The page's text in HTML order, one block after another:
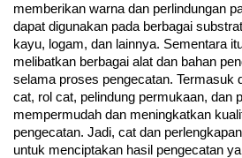
memberikan warna dan perlindungan
dapat digunakan pada berbagai
kayu, logam, dan lainnya. Sementara
melibatkan berbagai alat dan bahan
selama proses pengecatan. Termasuk
cat, rol cat, pelindung permukaan, dan
mempermudah dan meningkatkan
pengecatan. Jadi, cat dan
untuk menciptakan hasil pengecatan